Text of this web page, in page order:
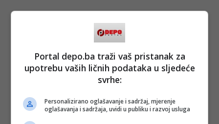
Portal depo.ba traži vaš pristanak za
upotrebu vaših ličnih podataka u sljedeće
svrhe:
Personalizirano oglašavanje i sadržaj, mjerenje
oglašavanja i sadržaja, uvidi u publiku i razvoj usluga